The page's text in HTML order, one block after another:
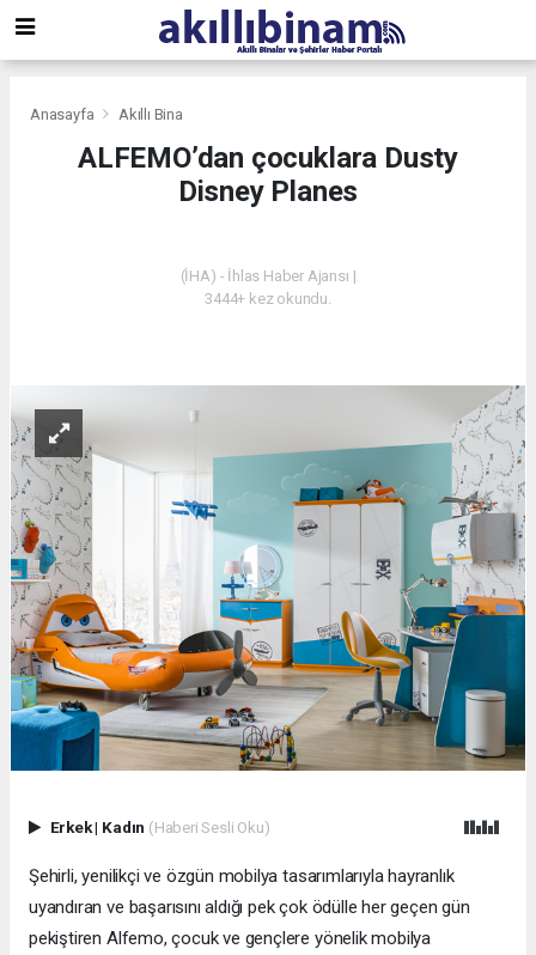
Anasayfa Akıllı Bina
ALFEMO’dan çocuklara Dusty
Disney Planes
(İHA) - İhlas Haber Ajansı |
3444+ kez okundu.
Erkek| Kadın (Haberi Sesli Oku)
Şehirli, yenilikçi ve özgün mobilya tasarımlarıyla hayranlık
uyandıran ve başarısını aldığı pek çok ödülle her geçen gün
pekiştiren Alfemo, çocuk ve gençlere yönelik mobilya